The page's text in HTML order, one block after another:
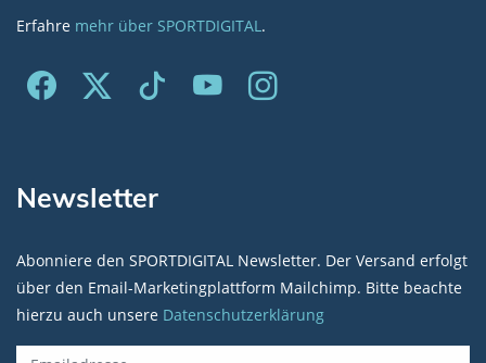
Erfahre mehr über SPORTDIGITAL.
Newsletter
Abonniere den SPORTDIGITAL Newsletter. Der Versand erfolgt
über den Email-Marketingplattform Mailchimp. Bitte beachte
hierzu auch unsere Datenschutzerklärung